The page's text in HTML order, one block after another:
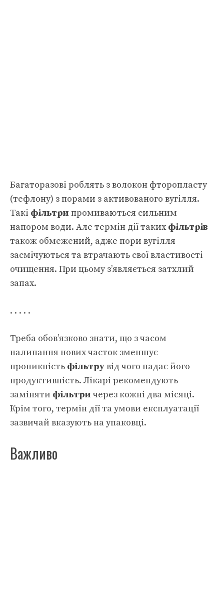
Багаторазові роблять з волокон фторопласту
(тефлону) з порами з активованого вугілля.
Такі фільтри промиваються сильним
напором води. Але термін дії такихфільтрів
також обмежений, адже пори вугілля
засмічуються та втрачають свої властивості
очищення. При цьому з’являється затхлий
запах.
. . . . .
Треба обов’язково знати, що з часом
налипання нових часток зменшує
проникність фільтрувід чого падає його
продуктивність. Лікарі рекомендують
заміняти фільтри через кожні два місяці.
Крім того, термін дії та умови експлуатації
зазвичай вказують на упаковці.
Важливо